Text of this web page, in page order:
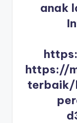
anak
https://